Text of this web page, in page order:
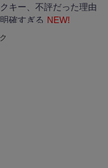
キー、不評だった理由
確すぎる NEW!
by livedoor 相互